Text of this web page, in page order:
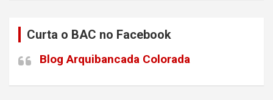
Curta o BAC no Facebook
Blog Arquibancada Colorada